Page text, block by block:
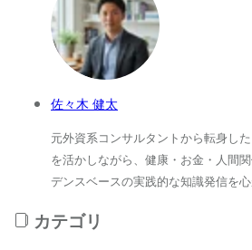
佐々木 健太
元外資系コンサルタントから転身し
を活かしながら、健康・お金・人間
デンスベースの実践的な知識発信を心
カテゴリ